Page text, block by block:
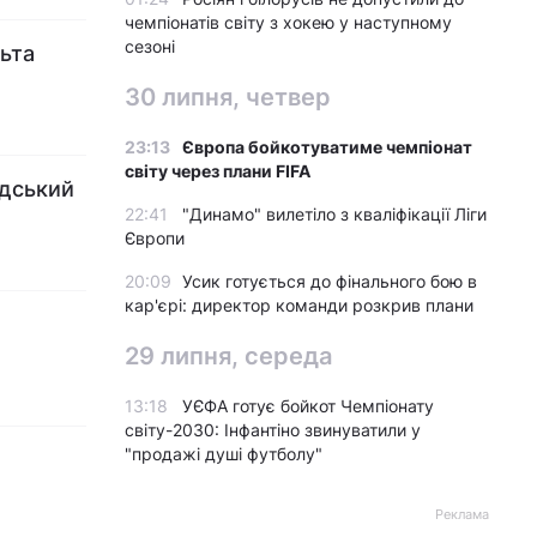
чемпіонатів світу з хокею у наступному
сезоні
30 липня, четвер
23:13 Європа бойкотуватиме чемпіонат
світу через плани FIFA
22:41
"Динамо" вилетіло з кваліфікації Ліги
Європи
20:09 Усик готується до фінального бою в
кар'єрі: директор команди розкрив плани
29 липня, середа
13:18
УЄФА готує бойкот Чемпіонату
світу-2030: Інфантіно звинуватили у
"продажі душі футболу"
Реклама